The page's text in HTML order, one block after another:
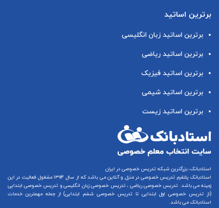
برترین اساتید
برترین اساتید زبان انگلیسی
برترین اساتید ریاضی
برترین اساتید فیزیک
برترین اساتید شیمی
برترین اساتید زیست
استادبانک، بزرگترین شبکه تدریس خصوصی در ایران
استادبانک پلتفرم تدریس خصوصی در منزل و آنلاین
می باشد که از سال ۱۳۹۴ مشغول فعالیت در این
زمینه می باشد. تدریس خصوصی ریاضی ، تدریس خصوصی زبان انگلیسیو تدریس خصوصی ابتدایی
(از تدریس خصوصی اول ابتدایی تا تدریس خصوصی ششم ابتدایی) از جمله مهمترین خدمات
استادبانک می باشد.